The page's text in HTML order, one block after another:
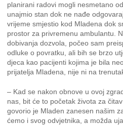
planirani radovi mogli nesmetano
unajmio stan dok ne nađe
vrijeme smjestio kod Mladena dok
prostor za privremenu ambulantu.
dobivanja dozvola, počeo sam
odluke o povratku, ali bih se brzo
djeca kao pacijenti kojima je bila
prijatelja Mladena, nije ni na
– Kad se nakon obnove u ovoj
nas, bit će to početak života za
govorio je Mladen zanesen našim
ćemo i svog odvjetnika, a možda